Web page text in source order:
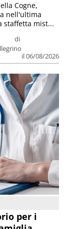
di
il 06/08/2026
Cogne,
nell'ultima
staffetta mist...
per i